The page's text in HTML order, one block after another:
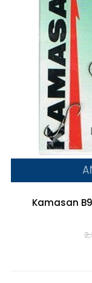
Kamasan